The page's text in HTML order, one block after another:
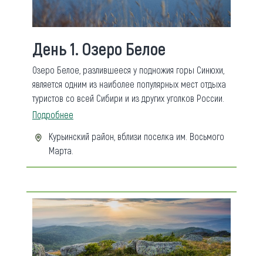
День 1. Озеро Белое
Озеро Белое, разлившееся у подножия горы Синюхи,
является одним из наиболее популярных мест отдыха
туристов со всей Сибири и из других уголков России.
Подробнее
Курьинский район, вблизи поселка им. Восьмого
Марта.